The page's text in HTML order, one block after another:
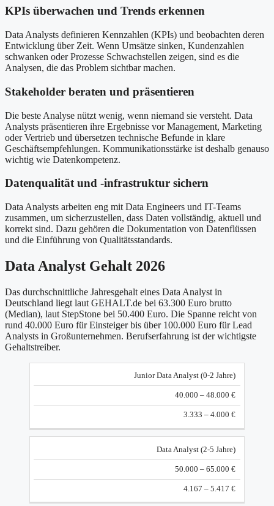
KPIs überwachen und Trends erkennen
Data Analysts definieren Kennzahlen (KPIs) und beobachten deren
Entwicklung über Zeit. Wenn Umsätze sinken, Kundenzahlen
schwanken oder Prozesse Schwachstellen zeigen, sind es die
Analysen, die das Problem sichtbar machen.
Stakeholder beraten und präsentieren
Die beste Analyse nützt wenig, wenn niemand sie versteht. Data
Analysts präsentieren ihre Ergebnisse vor Management, Marketing
oder Vertrieb und übersetzen technische Befunde in klare
Geschäftsempfehlungen. Kommunikationsstärke ist deshalb genauso
wichtig wie Datenkompetenz.
Datenqualität und -infrastruktur sichern
Data Analysts arbeiten eng mit Data Engineers und IT-Teams
zusammen, um sicherzustellen, dass Daten vollständig, aktuell und
korrekt sind. Dazu gehören die Dokumentation von Datenflüssen
und die Einführung von Qualitätsstandards.
Data Analyst Gehalt 2026
Das durchschnittliche Jahresgehalt eines Data Analyst in
Deutschland liegt laut GEHALT.de bei 63.300 Euro brutto
(Median), laut StepStone bei 50.400 Euro. Die Spanne reicht von
rund 40.000 Euro für Einsteiger bis über 100.000 Euro für Lead
Analysts in Großunternehmen. Berufserfahrung ist der wichtigste
Gehaltstreiber.
Jahresgehalt
brutto
Monatlich
brutto
Junior Data Analyst (0-2 Jahre)
40.000 – 48.000 €
3.333 – 4.000 €
Data Analyst (2-5 Jahre)
50.000 – 65.000 €
4.167 – 5.417 €